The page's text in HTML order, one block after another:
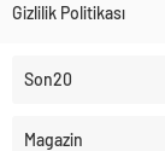
Gizlilik Politikası
Son20
Magazin